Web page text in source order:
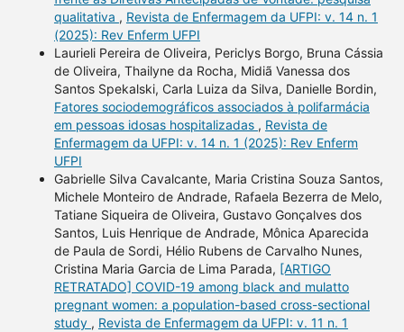
qualitativa , Revista de Enfermagem da UFPI: v. 14 n. 1
(2025): Rev Enferm UFPI
Laurieli Pereira de Oliveira, Periclys Borgo, Bruna Cássia
de Oliveira, Thailyne da Rocha, Midiã Vanessa dos
Santos Spekalski, Carla Luiza da Silva, Danielle Bordin,
Fatores sociodemográficos associados à polifarmácia
em pessoas idosas hospitalizadas , Revista de
Enfermagem da UFPI: v. 14 n. 1 (2025): Rev Enferm
UFPI
Gabrielle Silva Cavalcante, Maria Cristina Souza Santos,
Michele Monteiro de Andrade, Rafaela Bezerra de Melo,
Tatiane Siqueira de Oliveira, Gustavo Gonçalves dos
Santos, Luis Henrique de Andrade, Mônica Aparecida
de Paula de Sordi, Hélio Rubens de Carvalho Nunes,
Cristina Maria Garcia de Lima Parada, [ARTIGO
RETRATADO] COVID-19 among black and mulatto
pregnant women: a population-based cross-sectional
study , Revista de Enfermagem da UFPI: v. 11 n. 1